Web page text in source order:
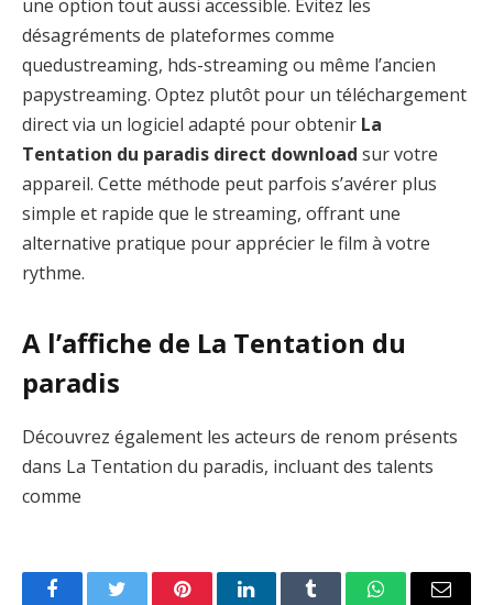
une option tout aussi accessible. Évitez les
désagréments de plateformes comme
quedustreaming, hds-streaming ou même l’ancien
papystreaming. Optez plutôt pour un téléchargement
direct via un logiciel adapté pour obtenir La
Tentation du paradis direct download sur votre
appareil. Cette méthode peut parfois s’avérer plus
simple et rapide que le streaming, offrant une
alternative pratique pour apprécier le film à votre
rythme.
A l’affiche de La Tentation du
paradis
Découvrez également les acteurs de renom présents
dans La Tentation du paradis, incluant des talents
comme